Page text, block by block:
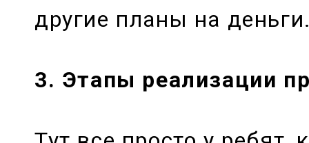
другие планы на
3. Этапы реализации